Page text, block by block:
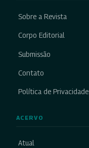
Sobre a Revista
Corpo Editorial
Submissão
Contato
Política de Privacidade
ACERVO
Atual